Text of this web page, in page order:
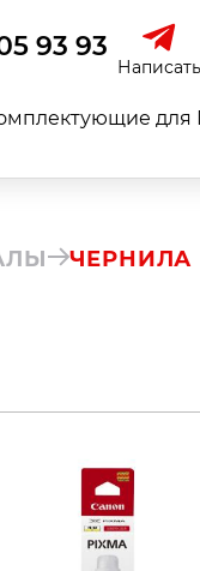
93 93
Написать
для
ЧЕРНИЛА